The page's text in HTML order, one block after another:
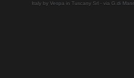
Italy by Vespa in Tuscany Srl - via G.di